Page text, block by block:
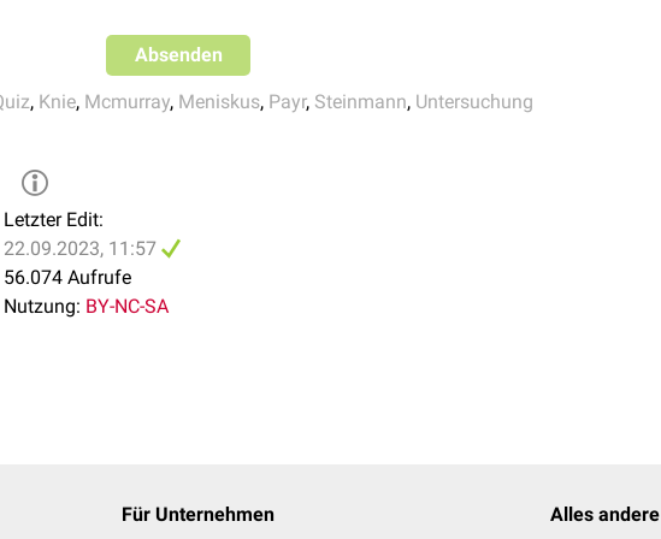
adduziertundabduziert. Schmerzen bei der Adduktion weisen auf
medialis) oder des lateralen
Absenden
, Knie, Mcmurray, Meniskus, Payr, Steinmann, Untersuchung
Letzter Edit:
22.09.2023, 11:57
56.074 Aufrufe
Nutzung: BY-NC-SA
Für Unternehmen Alles andere